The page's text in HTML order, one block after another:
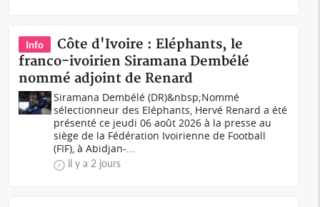
Info
Côte d'Ivoire : Eléphants, le
franco-ivoirien Siramana Dembélé
nommé adjoint de Renard
Siramana Dembélé (DR)&nbsp;Nommé
sélectionneur des Eléphants, Hervé Renard a été
présenté ce jeudi 06 août 2026 à la presse au
siège de la Fédération Ivoirienne de Football
(FIF), à Abidjan-...
il y a 2 jours